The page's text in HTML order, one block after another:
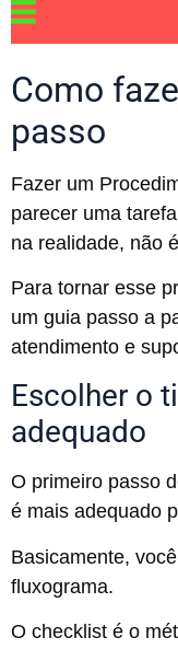
Como
passo
Fazer um
parecer uma
na realidade, não
Para tornar esse
um guia passo a
atendimento e
Escolher o
adequado
O primeiro passo
é mais adequado
Basicamente,
fluxograma.
O checklist é o